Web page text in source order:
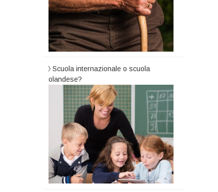
Scuola internazionale o scuola
olandese?